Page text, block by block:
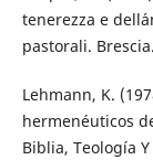
tenerezza e
pastorali.
Lehmann, K.
hermenéuticos
Biblia, Teología